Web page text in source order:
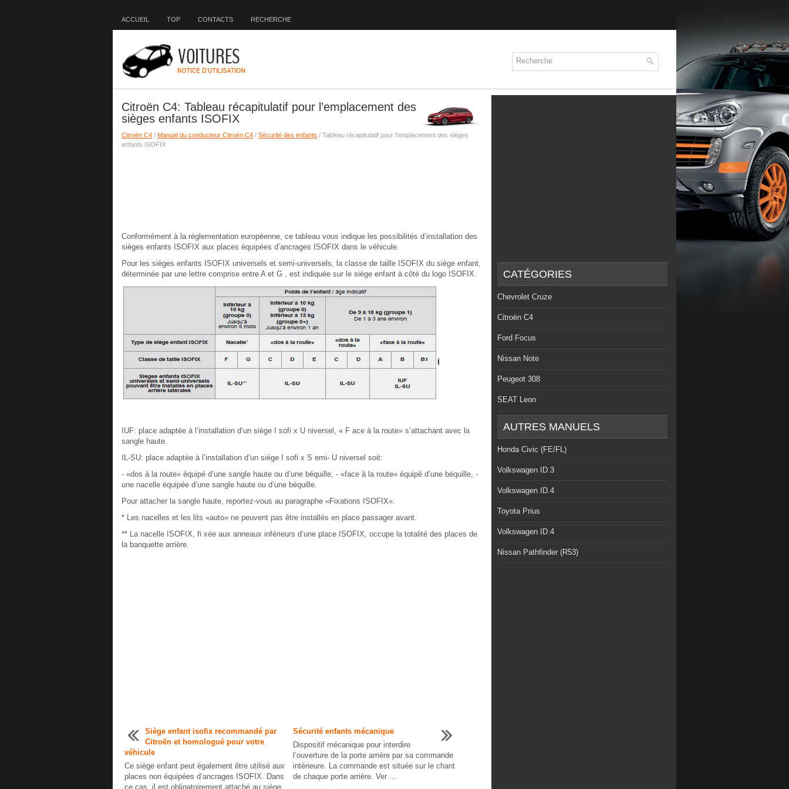
ACCUEIL TOP CONTACTS RECHERCHE
Citroën C4: Tableau récapitulatif pour l’emplacement des
sièges enfants ISOFIX
Citroën C4 / Manuel du conducteur Citroën C4 / Sécurité des enfants / Tableau récapitulatif pour l’emplacement des sièges
enfants ISOFIX
Conformément à la réglementation européenne, ce tableau vous indique les possibilités d’installation des
sièges enfants ISOFIX aux places équipées d’ancrages ISOFIX dans le véhicule.
Pour les sièges enfants ISOFIX universels et semi-universels, la classe de taille ISOFIX du siège enfant,
déterminée par une lettre comprise entre A et G , est indiquée sur le siège enfant à côté du logo ISOFIX.
IUF: place adaptée à l’installation d’un siège I sofi x U niversel, « F ace à la route» s’attachant avec la
sangle haute.
IL-SU: place adaptée à l’installation d’un siège I sofi x S emi- U niversel soit:
- «dos à la route» équipé d’une sangle haute ou d’une béquille, - «face à la route» équipé d’une béquille, -
une nacelle équipée d’une sangle haute ou d’une béquille.
Pour attacher la sangle haute, reportez-vous au paragraphe «Fixations ISOFIX».
* Les nacelles et les lits «auto» ne peuvent pas être installés en place passager avant.
** La nacelle ISOFIX, fi xée aux anneaux inférieurs d’une place ISOFIX, occupe la totalité des places de
la banquette arrière.
Siège enfant isofix recommandé par
Citroën et homologué pour votre
véhicule
Ce siège enfant peut également être utilisé aux
places non équipées d’ancrages ISOFIX. Dans
ce cas, il est obligatoirement attaché au siège
Sécurité enfants mécanique
Dispositif mécanique pour interdire
l’ouverture de la porte arrière par sa commande
intérieure. La commande est située sur le chant
de chaque porte arrière. Ver ...
CATÉGORIES
Chevrolet Cruze
Citroën C4
Ford Focus
Nissan Note
Peugeot 308
SEAT Leon
AUTRES MANUELS
Honda Civic (FE/FL)
Volkswagen ID.3
Volkswagen ID.4
Toyota Prius
Volkswagen ID.4
Nissan Pathfinder (R53)